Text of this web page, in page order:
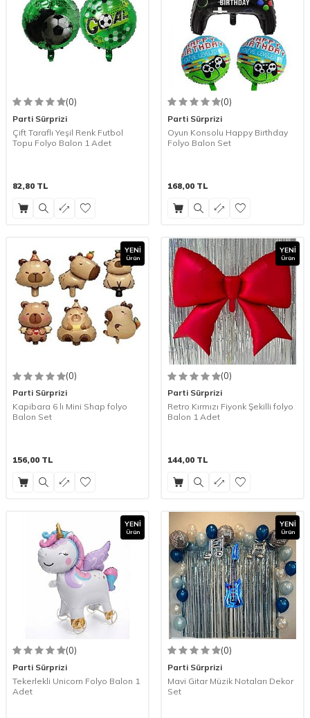
(0)
Parti Sürprizi
Çift Taraflı Yeşil Renk Futbol
Topu Folyo Balon 1 Adet
82,80 TL
(0)
Parti Sürprizi
Oyun Konsolu Happy Birthday
Folyo Balon Set
168,00 TL
YENI
Ürün
(0)
Parti Sürprizi
Kapibara 6 lı Mini Shap folyo
Balon Set
156,00 TL
YENI
Ürün
(0)
Parti Sürprizi
Retro Kırmızı Fiyonk Şekilli folyo
Balon 1 Adet
144,00 TL
YENI
Ürün
(0)
Parti Sürprizi
Tekerlekli Unicorn Folyo Balon 1
Adet
YENI
Ürün
(0)
Parti Sürprizi
Mavi Gitar Müzik Notaları Dekor
Set